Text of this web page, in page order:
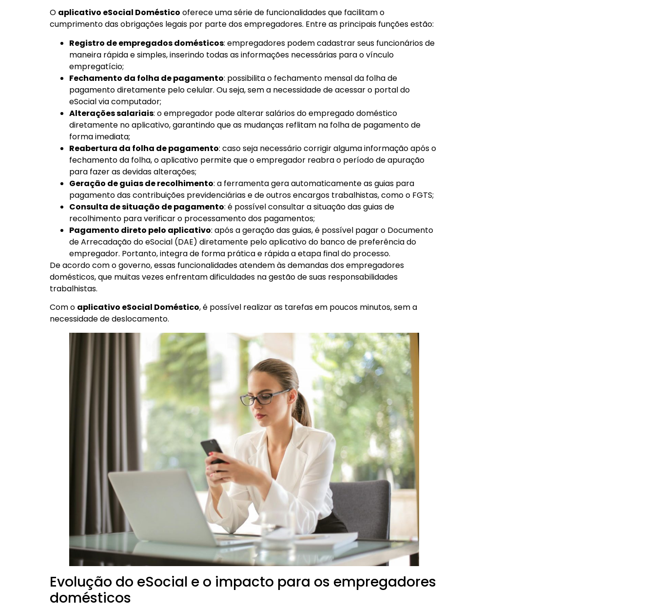
O aplicativo eSocial Doméstico oferece uma série de funcionalidades que facilitam o
cumprimento das obrigações legais por parte dos empregadores. Entre as principais funções estão:
Registro de empregados domésticos: empregadores podem cadastrar seus funcionários de
maneira rápida e simples, inserindo todas as informações necessárias para o vínculo
empregatício;
Fechamento da folha de pagamento: possibilita o fechamento mensal da folha de
pagamento diretamente pelo celular. Ou seja, sem a necessidade de acessar o portal do
eSocial via computador;
Alterações salariais: o empregador pode alterar salários do empregado doméstico
diretamente no aplicativo, garantindo que as mudanças reflitam na folha de pagamento de
forma imediata;
Reabertura da folha de pagamento: caso seja necessário corrigir alguma informação após o
fechamento da folha, o aplicativo permite que o empregador reabra o período de apuração
para fazer as devidas alterações;
Geração de guias de recolhimento: a ferramenta gera automaticamente as guias para
pagamento das contribuições previdenciárias e de outros encargos trabalhistas, como o FGTS;
Consulta de situação de pagamento: é possível consultar a situação das guias de
recolhimento para verificar o processamento dos pagamentos;
Pagamento direto pelo aplicativo: após a geração das guias, é possível pagar o Documento
de Arrecadação do eSocial (DAE) diretamente pelo aplicativo do banco de preferência do
empregador. Portanto, integra de forma prática e rápida a etapa final do processo.
De acordo com o governo, essas funcionalidades atendem às demandas dos empregadores
domésticos, que muitas vezes enfrentam dificuldades na gestão de suas responsabilidades
trabalhistas.
Com o aplicativo eSocial Doméstico, é possível realizar as tarefas em poucos minutos, sem a
necessidade de deslocamento.
Evolução do eSocial e o impacto para os empregadores
domésticos